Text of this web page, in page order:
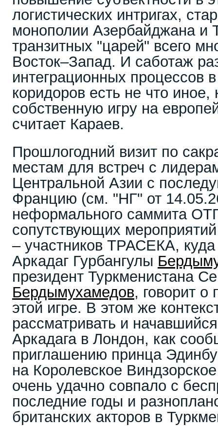
логистических интригах,
монополии Азербайджана и
транзитных "царей" всего
Восток–Запад. И саботаж
интеграционных процессов
коридоров есть не что иное,
собственную игру на
считает Караев.
Прошлогодний визит по
местам для встреч с
Центральной Азии с
Францию (см. "НГ" от
неформального саммита
сопутствующих
– участников ТРАСЕКА,
Аркадаг Гурбангулы
президент Туркменистана
Бердымухамедов, говорит о
этой игре. В этом же
рассматривать и
Аркадага в Лондон, как
приглашению принца
на Королевское
очень удачно совпало с
последние годы и
британских акторов в